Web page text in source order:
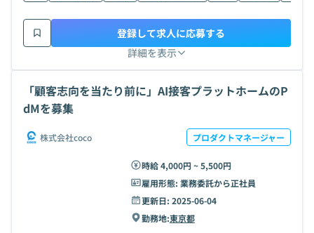
詳細を表示
登録して求人に応募する
「顧客志向を当たり前に」AI接客プラットホームのP
dMを募集
株式会社coco プロダクトマネージャー
時給 4,000円 ~ 5,500円
雇用形態: 業務委託から正社員
更新日: 2025-06-04
勤務地:東京都